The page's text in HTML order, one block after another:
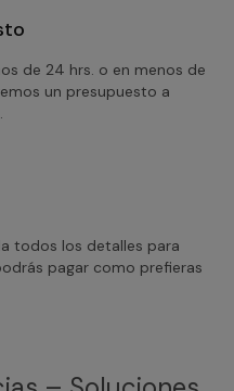
de 24 hrs. o en menos de
un presupuesto a
todos los detalles para
pagar como prefieras